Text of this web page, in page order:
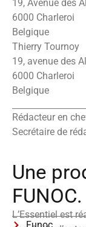
19, Avenue des
6000 Charleroi
Belgique
Thierry Tournoy
19, avenue des
6000 Charleroi
Belgique
Rédacteur en
Secrétaire de
Une
FUNOC.
L’Essentiel est